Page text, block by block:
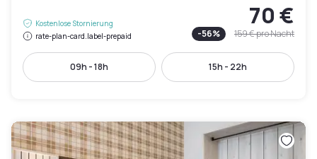
Kostenlose Stornierung
rate-plan-card.label-prepaid
70 €
-56% 159 €pro Nacht
09h - 18h 15h - 22h